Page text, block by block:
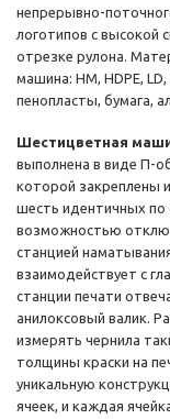
непрерывно-
логотипов с высокой
отрезке рулона.
машина: HM, HDPE, LD,
пенопласты, бумага,
Шестицветная
выполнена в виде П-
которой закреплены
шесть идентичных по
возможностью
станцией
взаимодействует с
станции печати
анилоксовый валик.
измерять чернила
толщины краски на
уникальную
ячеек, и каждая